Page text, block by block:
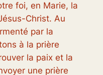
foi, en Marie, la
Christ. Au
par la
à la prière
la paix et la
une prière